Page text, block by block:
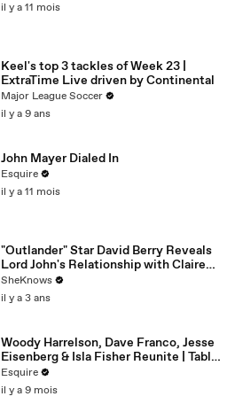
il y a 11 mois
Keel's top 3 tackles of Week 23 |
ExtraTime Live driven by Continental
Major League Soccer
il y a 9 ans
John Mayer Dialed In
Esquire
il y a 11 mois
"Outlander" Star David Berry Reveals
Lord John's Relationship with Claire
Gets 'Complicated' in Season 7
SheKnows
il y a 3 ans
Woody Harrelson, Dave Franco, Jesse
Eisenberg & Isla Fisher Reunite | Table
Read | Esquire
Esquire
il y a 9 mois